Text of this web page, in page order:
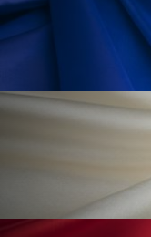
リナロール 効果